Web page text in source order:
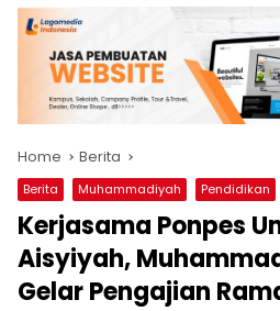
Home Berita
Berita Muhammadiyah Pendidikan
Kerjasama Ponpes
Aisyiyah,
Gelar Pengajian